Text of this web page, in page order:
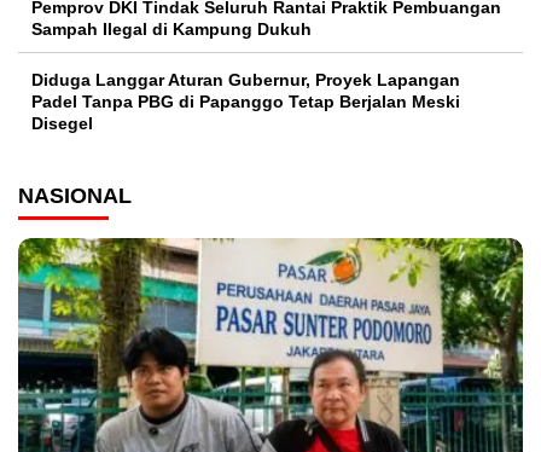
Pemprov DKI Tindak Seluruh Rantai Praktik Pembuangan
Sampah Ilegal di Kampung Dukuh
Diduga Langgar Aturan Gubernur, Proyek Lapangan
Padel Tanpa PBG di Papanggo Tetap Berjalan Meski
Disegel
NASIONAL